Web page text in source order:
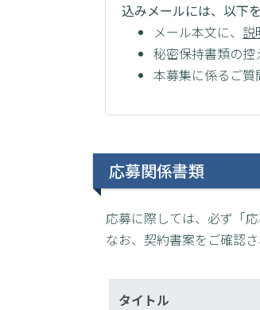
込みメールには、以下
メール本文に、 説
秘密保持書類の控
本募集に係るご質
応募関係書類
応募に際しては、必ず「
なお、契約書案をご確認
タイトル